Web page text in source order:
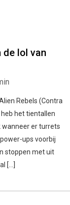
de lol van
Rebels (Contra
heb het tientallen
wanneer er turrets
ups voorbij
stoppen met uit
[…]